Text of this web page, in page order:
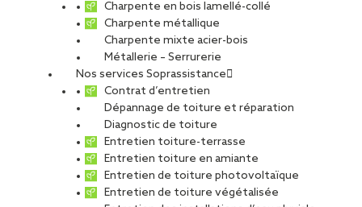
Charpente en bois lamellé-collé
Charpente métallique
Charpente mixte acier-bois
Métallerie – Serrurerie
Nos services Soprassistance
Contrat d’entretien
Dépannage de toiture et réparation
Diagnostic de toiture
Entretien toiture-terrasse
Entretien toiture en amiante
Entretien de toiture photovoltaïque
Entretien de toiture végétalisée
PARTAGER
Carte d'identité du chantier
Gignac
Montpellier
Maîtres d’œuvre :Hellin Sebbag
Maître d’ouvrage :Région Occitanie
Type de projet
Toiture